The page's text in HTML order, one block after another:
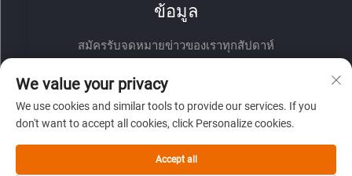
ข้อมูล
สมัครรับจดหมายข่าวของเราทุกสัปดาห์
We value your privacy
We use cookies and similar tools to provide our services. If you
don't want to accept all cookies, click Personalize cookies.
Accept all